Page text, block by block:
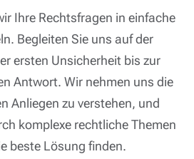
Ihre Rechtsfragen in einfache
Begleiten Sie uns auf der
ersten Unsicherheit bis zur
Antwort. Wir nehmen uns die
Anliegen zu verstehen, und
komplexe rechtliche Themen
beste Lösung finden.